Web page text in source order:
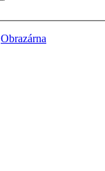
Obrazárna